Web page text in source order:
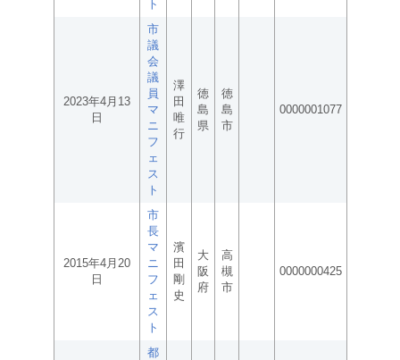
ト
2023年4月13
日
市
議
会
議
員
マ
ニ
フ
ェ
ス
ト
澤
田
唯
行
徳
島
県
徳
島
市
0000001077
2015年4月20
日
市
長
マ
ニ
フ
ェ
ス
ト
濱
田
剛
史
大
阪
府
高
槻
市
0000000425
都